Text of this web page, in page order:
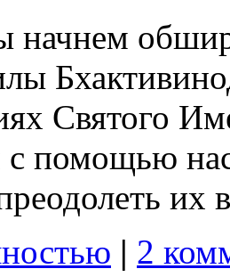
начнем
Святого
помощью
их
| 2